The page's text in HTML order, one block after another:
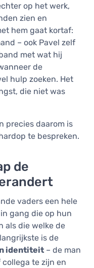
op het werk,
zien en
hem gaat kortaf:
– ook Pavel zelf
met wat hij
de
hulp zoeken. Het
die niet was
precies daarom is
te bespreken.
de
vaders een hele
gang die op hun
als die welke de
is de
identiteit – de man
te zijn en